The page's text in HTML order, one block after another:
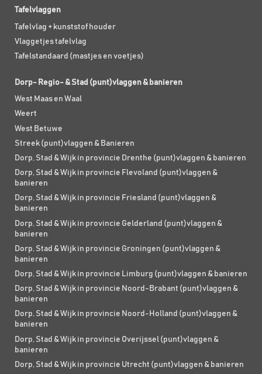
Tafelvlaggen
Tafelvlag + kunststof houder
Vlaggetjes tafelvlag
Tafelstandaard (mastjes en voetjes)
Dorp- Regio- & Stad (punt)vlaggen & banieren
West Maas en Waal
Weert
West Betuwe
Streek (punt)vlaggen & Banieren
Dorp, Stad & Wijk in provincie Drenthe (punt)vlaggen & banieren
Dorp, Stad & Wijk in provincie Flevoland (punt)vlaggen &
banieren
Dorp, Stad & Wijk in provincie Friesland (punt)vlaggen &
banieren
Dorp, Stad & Wijk in provincie Gelderland (punt)vlaggen &
banieren
Dorp, Stad & Wijk in provincie Groningen (punt)vlaggen &
banieren
Dorp, Stad & Wijk in provincie Limburg (punt)vlaggen & banieren
Dorp, Stad & Wijk in provincie Noord-Brabant (punt)vlaggen &
banieren
Dorp, Stad & Wijk in provincie Noord-Holland (punt)vlaggen &
banieren
Dorp, Stad & Wijk in provincie Overijssel (punt)vlaggen &
banieren
Dorp, Stad & Wijk in provincie Utrecht (punt)vlaggen & banieren